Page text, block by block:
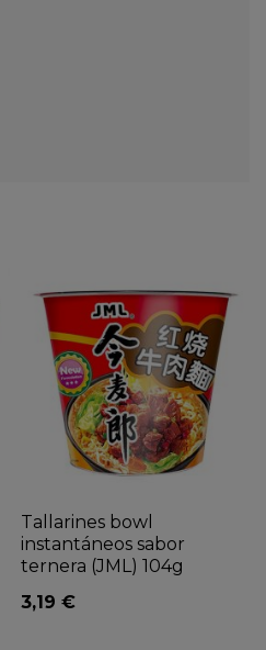
Tallarines bowl
instantáneos sabor
ternera (JML) 104g
3,19 €